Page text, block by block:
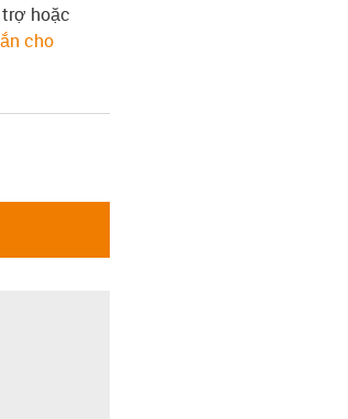
hoặc
cho